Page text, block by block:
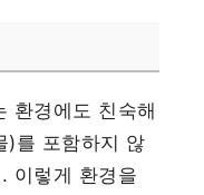
환경에도 친숙해
)를 포함하지 않
이렇게 환경을